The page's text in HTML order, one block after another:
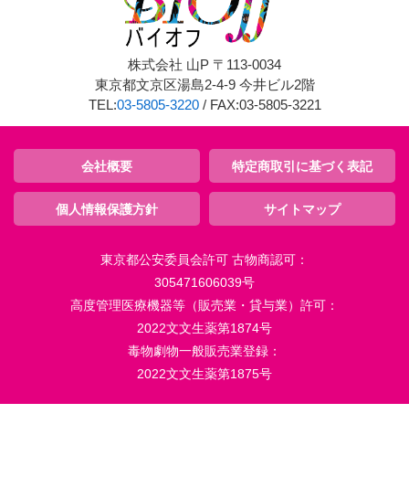
株式会社 山P 〒113-0034
東京都文京区湯島2-4-9 今井ビル2階
TEL:03-5805-3220/ FAX:03-5805-3221
会社概要 特定商取引に基づく表記
個人情報保護方針 サイトマップ
東京都公安委員会許可 古物商認可：
305471606039号
高度管理医療機器等（販売業・貸与業）許可：
2022文文生薬第1874号
毒物劇物一般販売業登録：
2022文文生薬第1875号